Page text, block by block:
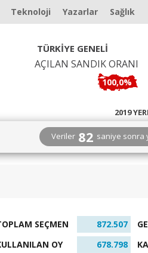
Teknoloji Yazarlar Sağlık
TÜRKİYE GENELİ
AÇILAN SANDIK ORANI
100,0%
2019
Veriler 81 saniye sonra
SEÇMEN
872.507
OY
678.798